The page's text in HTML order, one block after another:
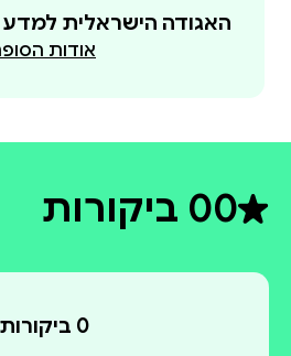
האגודה הישראלית למדע
אודות
0דירוג ממוצע 0 מתוך 5
0 ביקורות
0 ביקורות